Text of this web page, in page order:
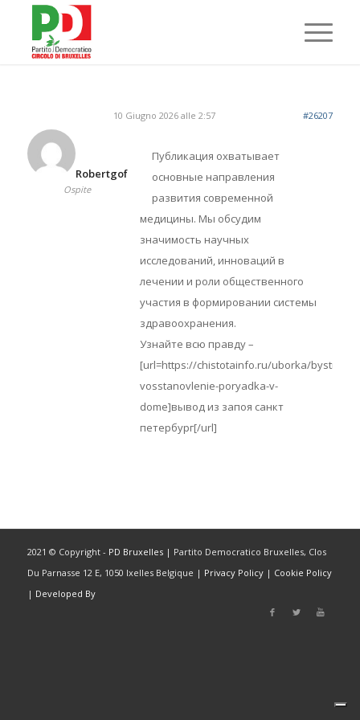
10 Giugno 2026 alle 2:57 #26207
Robertgof
Ospite
Публикация охватывает
основные направления
развития современной
медицины. Мы обсудим
значимость научных
исследований, инноваций в
лечении и роли общественного
участия в формировании системы
здравоохранения.
Узнайте всю правду –
[url=https://chistotainfo.ru/uborka/bystroe-
vosstanovlenie-poryadka-v-
dome]вывод из запоя санкт
петербург[/url]
2021 © Copyright - PD Bruxelles| Partito Democratico Bruxelles, Clos
Du Parnasse 12 E, 1050 Ixelles Belgique | Privacy Policy| Cookie Policy
| Developed By